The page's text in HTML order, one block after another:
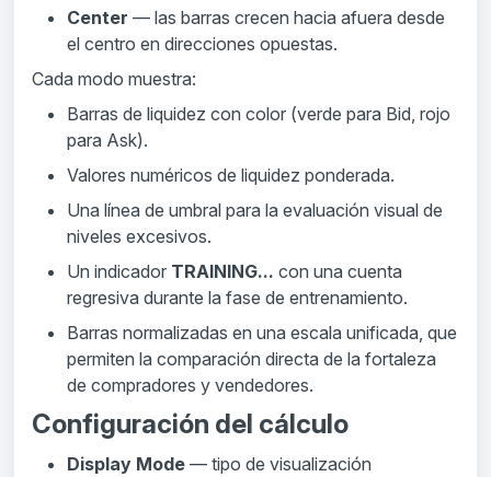
Center — las barras crecen hacia afuera desde
el centro en direcciones opuestas.
Cada modo muestra:
Barras de liquidez con color (verde para Bid, rojo
para Ask).
Valores numéricos de liquidez ponderada.
Una línea de umbral para la evaluación visual de
niveles excesivos.
Un indicador TRAINING... con una cuenta
regresiva durante la fase de entrenamiento.
Barras normalizadas en una escala unificada, que
permiten la comparación directa de la fortaleza
de compradores y vendedores.
Configuración del cálculo
Display Mode — tipo de visualización